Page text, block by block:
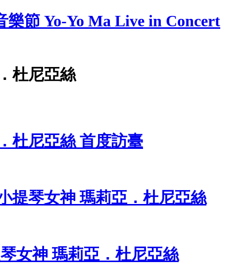
樂節 Yo-Yo Ma Live in Concert
杜尼亞絲
杜尼亞絲 首度訪臺
提琴女神 瑪莉亞．杜尼亞絲
女神 瑪莉亞．杜尼亞絲